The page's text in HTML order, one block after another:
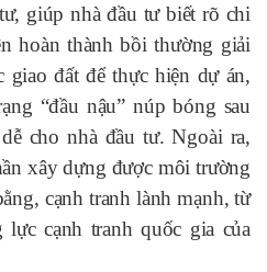
giúp nhà đầu tư biết rõ chi
hoàn thành bồi thường giải
giao đất để thực hiện dự án,
“đầu nậu” núp bóng sau
cho nhà đầu tư. Ngoài ra,
xây dựng được môi trường
cạnh tranh lành mạnh, từ
cạnh tranh quốc gia của